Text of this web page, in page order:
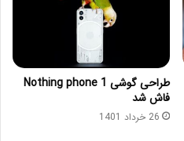
طراحی گوشی Nothing phone 1
فاش شد
26 خرداد 1401